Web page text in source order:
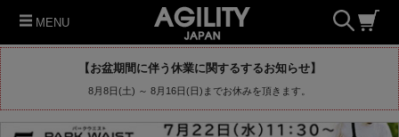
MENU
【お盆期間に伴う休業に関するするお知らせ】
8月8日(土) ～ 8月16日(日)までお休みを頂きます。